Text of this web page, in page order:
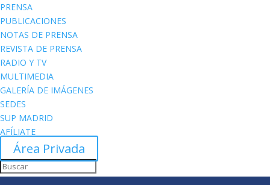
PRENSA
PUBLICACIONES
NOTAS DE PRENSA
REVISTA DE PRENSA
RADIO Y TV
MULTIMEDIA
GALERÍA DE IMÁGENES
SEDES
SUP MADRID
AFÍLIATE
Área Privada